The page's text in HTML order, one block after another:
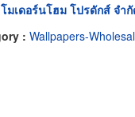
มเดอร์นโฮม โปรดักส์ จำ
: Wallpapers-Wholesale &